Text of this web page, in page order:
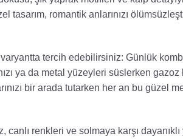
tasarım, romantik anlarınızı
varyantta tercih edebilirsiniz: Günlük
ya da metal yüzeyleri süslerken gazoz
bir arada tutarken her an bu güzel
renkleri ve solmaya karşı dayanıklı